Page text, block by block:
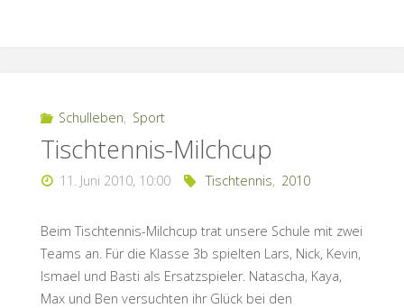
Schulleben, Sport
Tischtennis-Milchcup
11. Juni 2010, 10:00 Tischtennis, 2010
Beim Tischtennis-Milchcup trat unsere Schule mit zwei
Teams an. Für die Klasse 3b spielten Lars, Nick, Kevin,
Ismael und Basti als Ersatzspieler. Natascha, Kaya,
Max und Ben versuchten ihr Glück bei den